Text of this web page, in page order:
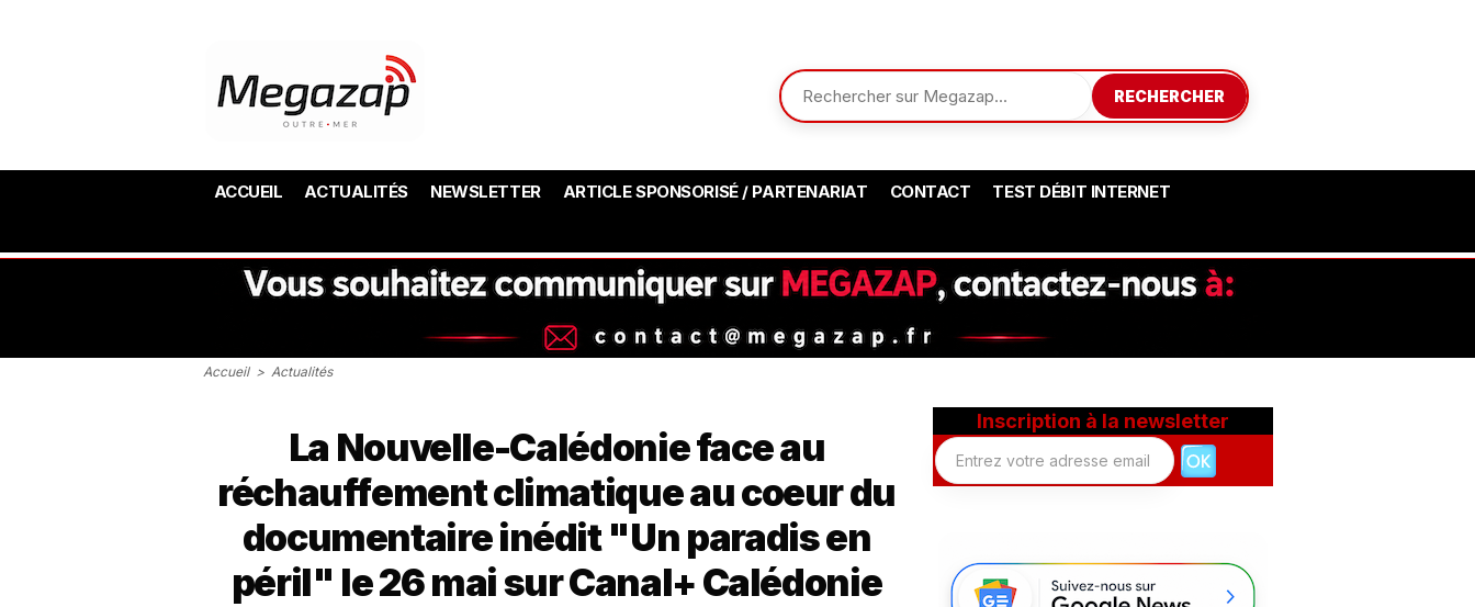
RECHERCHER
ACCUEIL ACTUALITÉS NEWSLETTER ARTICLE SPONSORISÉ / PARTENARIAT CONTACT TEST DÉBIT INTERNET
Accueil > Actualités
La Nouvelle-Calédonie face au
réchauffement climatique au coeur du
documentaire inédit "Un paradis en
péril" le 26 mai sur Canal+ Calédonie
Inscription à la newsletter